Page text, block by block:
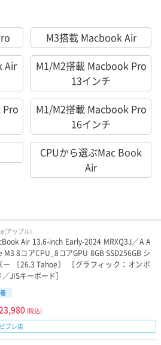
M3搭載 Macbook Air
Air
M1/M2搭載 Macbook Pro
13インチ
Pro
M1/M2搭載 Macbook Pro
16インチ
CPUから選ぶMac Book
Air
アップル)
Air 13.6-inch Early-2024 MRXQ3J／A A
M3 8コアCPU_8コアGPU 8GB SSD256GB シ
ー 〔26.3 Tahoe〕 ［グラフィック：オンボ
／JISキーボード］
(税込)
ブレ店